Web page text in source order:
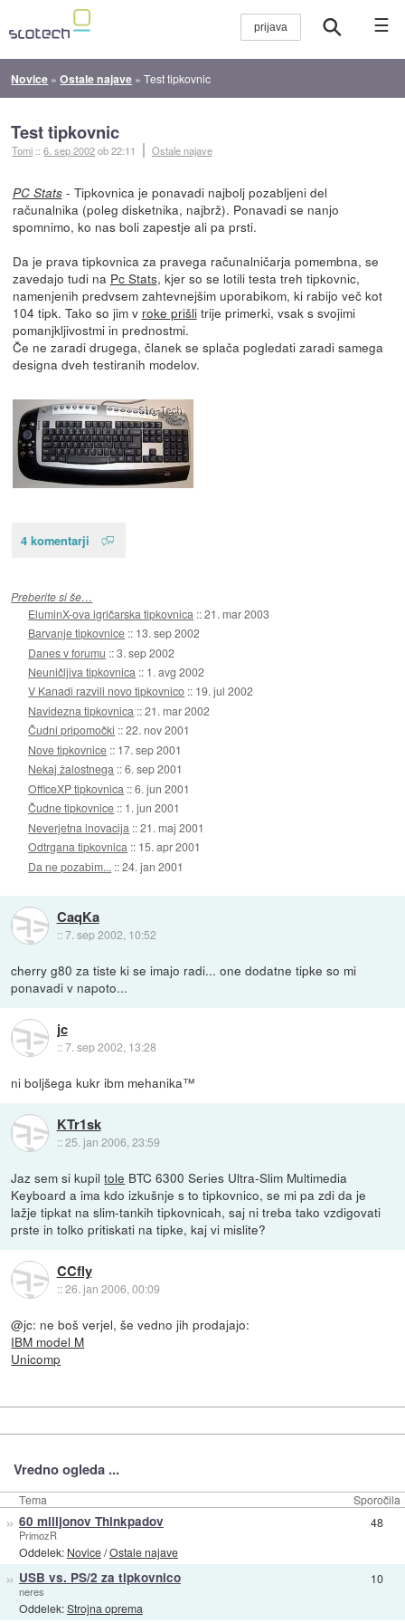
☰
Novice »Ostale najave »Test tipkovnic
Test tipkovnic
Tomi ::6. sep 2002ob 22:11 Ostale najave
PC Stats- Tipkovnica je ponavadi najbolj pozabljeni del
računalnika (poleg disketnika, najbrž). Ponavadi se nanjo
spomnimo, ko nas boli zapestje ali pa prsti.
Da je prava tipkovnica za pravega računalničarja pomembna, se
zavedajo tudi na Pc Stats, kjer so se lotili testa treh tipkovnic,
namenjenih predvsem zahtevnejšim uporabikom, ki rabijo več kot
104 tipk. Tako so jim v roke prišlitrije primerki, vsak s svojimi
pomanjkljivostmi in prednostmi.
Če ne zaradi drugega, članek se splača pogledati zaradi samega
designa dveh testiranih modelov.
4 komentarji
Preberite si še…
EluminX-ova igričarska tipkovnica ::21. mar 2003
Barvanje tipkovnice :: 13. sep 2002
Danes v forumu ::3. sep 2002
Neuničljiva tipkovnica :: 1. avg 2002
V Kanadi razvili novo tipkovnico :: 19. jul 2002
Navidezna tipkovnica ::21. mar 2002
Čudni pripomočki ::22. nov 2001
Nove tipkovnice :: 17. sep 2001
Nekaj žalostnega ::6. sep 2001
OfficeXP tipkovnica ::6. jun 2001
Čudne tipkovnice :: 1. jun 2001
Neverjetna inovacija ::21. maj 2001
Odtrgana tipkovnica :: 15. apr 2001
Da ne pozabim... ::24. jan 2001
CaqKa
::7. sep 2002, 10:52
cherry g80 za tiste ki se imajo radi... one dodatne tipke so mi
ponavadi v napoto...
jc
::7. sep 2002, 13:28
ni boljšega kukr ibm mehanika™
KTr1sk
::25. jan 2006, 23:59
Jaz sem si kupiltole BTC 6300 Series Ultra-Slim Multimedia
Keyboard a ima kdo izkušnje s to tipkovnico, se mi pa zdi da je
lažje tipkat na slim-tankih tipkovnicah, saj ni treba tako vzdigovati
prste in tolko pritiskati na tipke, kaj vi mislite?
CCfly
::26. jan 2006, 00:09
@jc: ne boš verjel, še vedno jih prodajajo:
IBM model M
Unicomp
Vredno ogleda ...
Tema Sporočila
» 60 milijonov Thinkpadov
PrimozR
Oddelek: Novice/Ostale najave
48
» USB vs. PS/2 za tipkovnico
neres
Oddelek:Strojna oprema
10